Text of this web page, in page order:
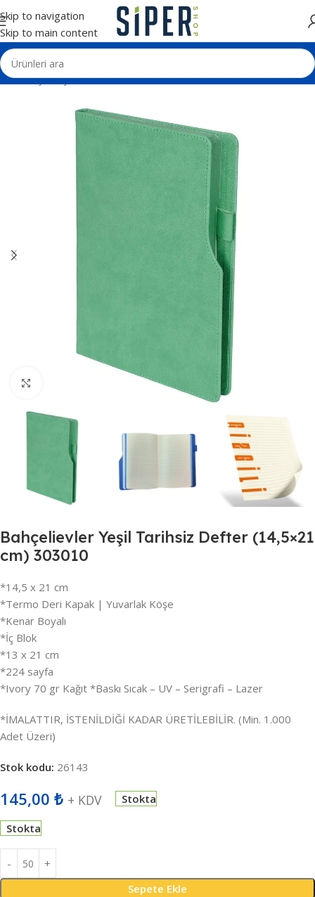
Skip to navigation
Skip to main content
Ana Sayfa Ajanda ve Defterler Tarihsiz Defterler
Büyütmek için tıklayın
Bahçelievler Yeşil Tarihsiz Defter (14,5×21
cm) 303010
*14,5 x 21 cm
*Termo Deri Kapak | Yuvarlak Köşe
*Kenar Boyalı
*İç Blok
*13 x 21 cm
*224 sayfa
*Ivory 70 gr Kağıt *Baskı Sıcak – UV – Serigrafi – Lazer
*İMALATTIR, İSTENİLDİĞİ KADAR ÜRETİLEBİLİR. (Min. 1.000
Adet Üzeri)
Stok kodu: 26143
145,00 ₺ + KDV Stokta
Stokta
Sepete Ekle